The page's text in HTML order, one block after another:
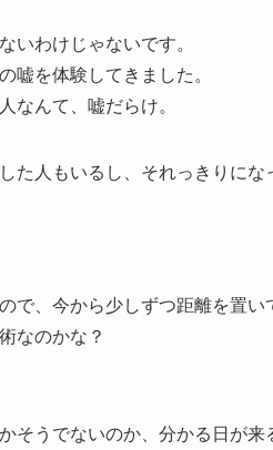
いわけじゃないです。
嘘を体験してきました。
なんて、嘘だらけ。
た人もいるし、それっきりにな
で、今から少しずつ距離を置い
なのかな？
そうでないのか、分かる日が来